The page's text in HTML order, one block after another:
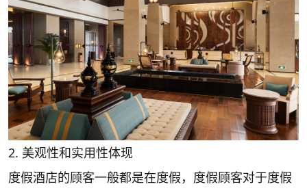
2. 美观性和实用性体现
度假酒店的顾客一般都是在度假，度假顾客对于度假